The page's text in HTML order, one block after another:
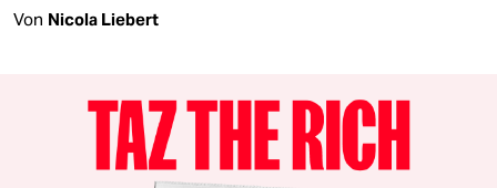
Von Nicola Liebert